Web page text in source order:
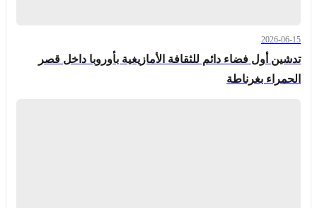
2026-06-15
تدشين أول فضاء دائم للثقافة الأمازيغية بأوروبا داخل قصر
الحمراء بغرناطة